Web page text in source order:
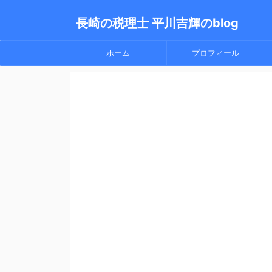
長崎の税理士 平川吉輝のblog
ホーム プロフィール